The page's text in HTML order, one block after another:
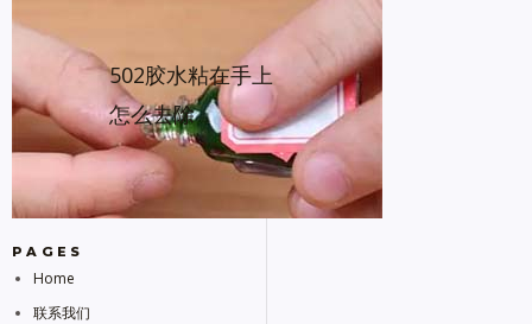
502胶水粘在手上
怎么去除
PAGES
Home
联系我们